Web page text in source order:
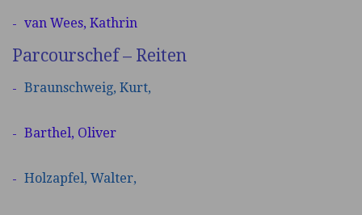
van Wees, Kathrin
Parcourschef – Reiten
Braunschweig, Kurt,
Barthel, Oliver
Holzapfel, Walter,